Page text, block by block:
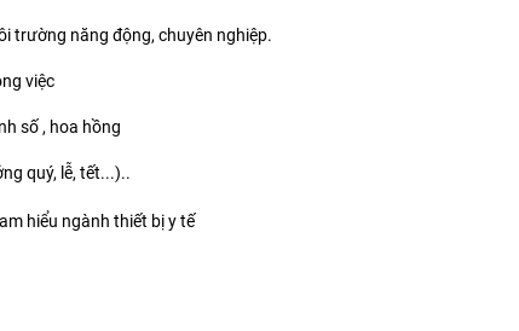
trường năng động, chuyên nghiệp.
việc
số , hoa hồng
quý, lễ, tết...)..
hiểu ngành thiết bị y tế